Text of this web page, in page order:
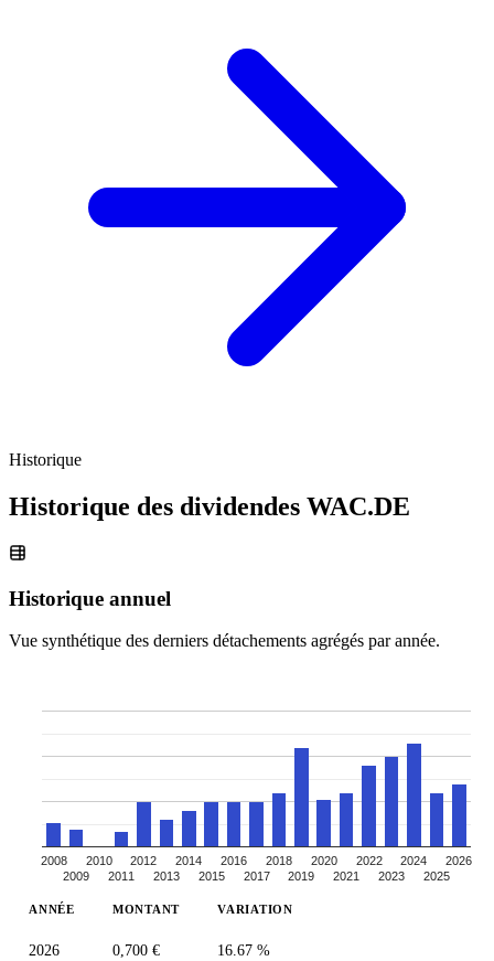
Historique
Historique des dividendes WAC.DE
Historique annuel
Vue synthétique des derniers détachements agrégés par année.
2008
2009
2010
2011
2012
2013
2014
2015
2016
2017
2018
2019
2020
2021
2022
2023
2024
2025
2026
ANNÉE MONTANT VARIATION
2026 0,700 € 16.67 %